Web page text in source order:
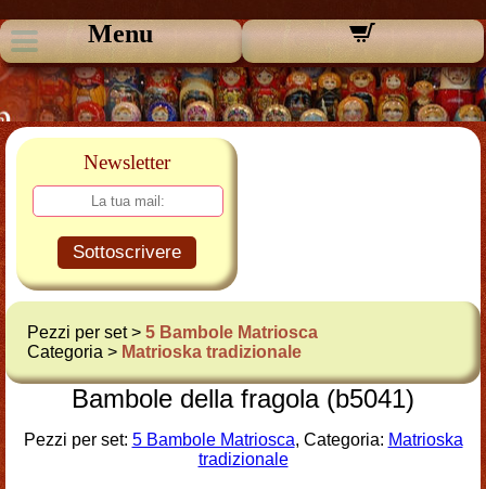
Menu
Newsletter
Sottoscrivere
Pezzi per set > 5 Bambole Matriosca
Categoria > Matrioska tradizionale
Bambole della fragola (b5041)
Pezzi per set: 5 Bambole Matriosca, Categoria: Matrioska
tradizionale